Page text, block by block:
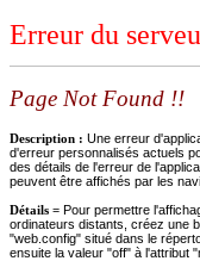
Erreur du
Page Not Found !!
Description : Une erreur
d'erreur personnalisés actuels
des détails de l'erreur de
peuvent être affichés par les
Détails = Pour permettre
ordinateurs distants, créez une
"web.config" situé dans le
ensuite la valeur "off" à l'attribut